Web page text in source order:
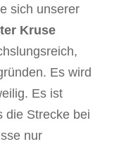
sich unserer
Kruse
Es wird
Es ist
die Strecke bei
nur